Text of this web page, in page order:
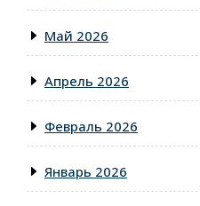
Май 2026
Апрель 2026
Февраль 2026
Январь 2026